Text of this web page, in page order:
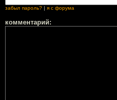
забыл пароль? | я с форума
комментарий: